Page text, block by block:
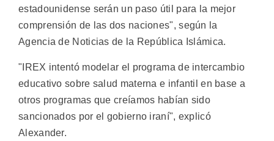
estadounidense serán un paso útil para la mejor
comprensión de las dos naciones", según la
Agencia de Noticias de la República Islámica.
"IREX intentó modelar el programa de intercambio
educativo sobre salud materna e infantil en base a
otros programas que creíamos habían sido
sancionados por el gobierno iraní", explicó
Alexander.